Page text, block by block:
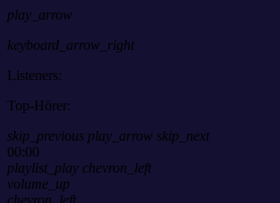
play_arrow
keyboard_arrow_right
Listeners:
Top-Hörer:
skip_previous play_arrow skip_next
00:00
playlist_play chevron_left
volume_up
chevron_left